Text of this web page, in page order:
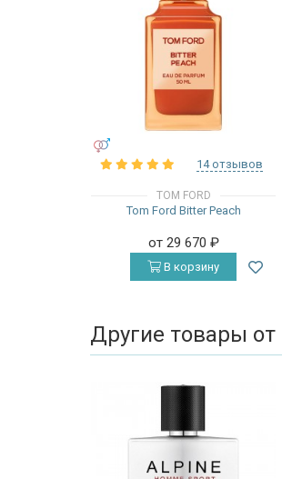
14 отзывов
TOM FORD
Tom Ford Bitter Peach
от 29 670 ₽
В корзину
Другие товары от